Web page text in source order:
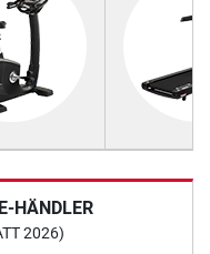
HÄNDLER
2026)